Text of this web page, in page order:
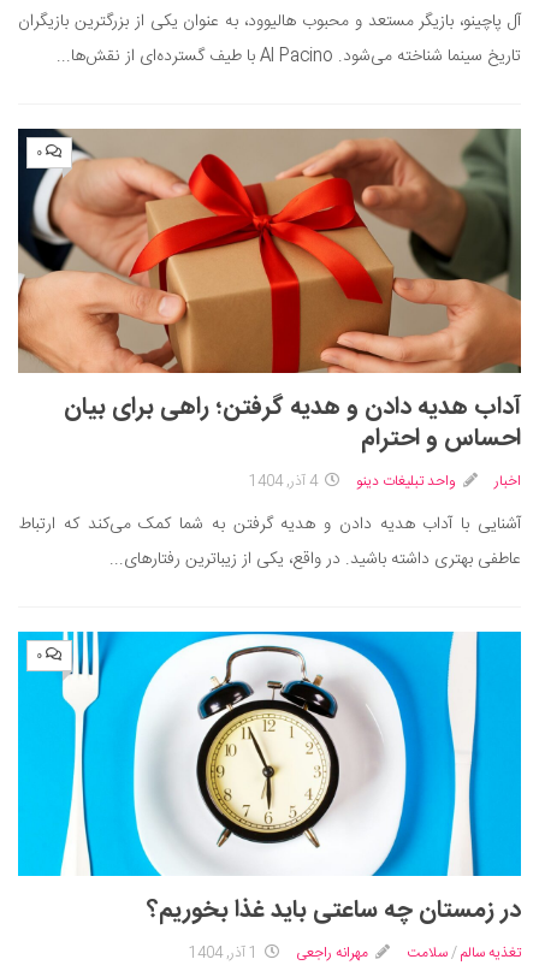
آل پاچینو، بازیگر مستعد و محبوب هالیوود، به عنوان یکی از بزرگترین بازیگران
تاریخ سینما شناخته می‌شود. Al Pacino با طیف گسترده‌ای از نقش‌ها...
۰
آداب هدیه دادن و هدیه گرفتن؛ راهی برای بیان
احساس و احترام
اخبار واحد تبلیغات دینو 4 آذر, 1404
آشنایی با آداب هدیه دادن و هدیه گرفتن به شما کمک می‌کند که ارتباط
عاطفی بهتری داشته باشید. در واقع، یکی از زیباترین رفتارهای...
۰
در زمستان چه ساعتی باید غذا بخوریم؟
تغذیه سالم/سلامت مهرانه راجعی 1 آذر, 1404